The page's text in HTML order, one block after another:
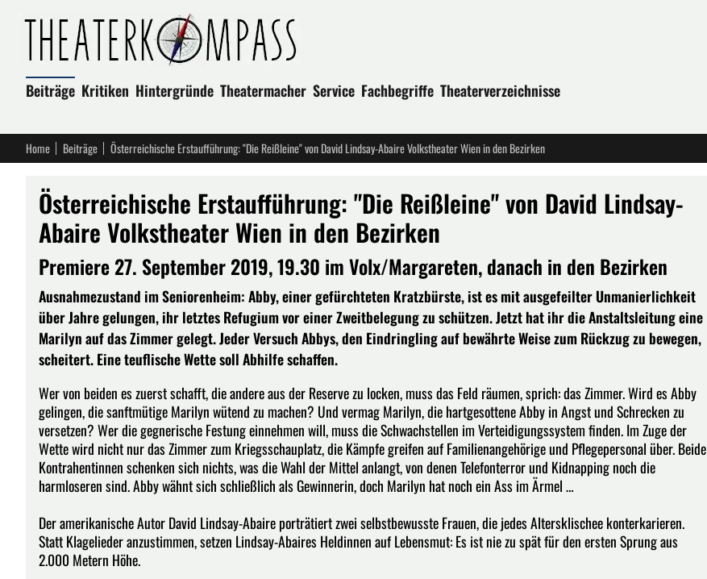
Beiträge Kritiken Hintergründe Theatermacher Service Fachbegriffe Theaterverzeichnisse
Home Beiträge Österreichische Erstaufführung: "Die Reißleine" von David Lindsay-Abaire Volkstheater Wien in den Bezirken
Österreichische Erstaufführung: "Die Reißleine" von David Lindsay-
Abaire Volkstheater Wien in den Bezirken
Premiere 27. September 2019, 19.30 im Volx/Margareten, danach in den Bezirken
Ausnahmezustand im Seniorenheim: Abby, einer gefürchteten Kratzbürste, ist es mit ausgefeilter Unmanierlichkeit
über Jahre gelungen, ihr letztes Refugium vor einer Zweitbelegung zu schützen. Jetzt hat ihr die Anstaltsleitung eine
Marilyn auf das Zimmer gelegt. Jeder Versuch Abbys, den Eindringling auf bewährte Weise zum Rückzug zu bewegen,
scheitert. Eine teuflische Wette soll Abhilfe schaffen.
Wer von beiden es zuerst schafft, die andere aus der Reserve zu locken, muss das Feld räumen, sprich: das Zimmer. Wird es Abby
gelingen, die sanftmütige Marilyn wütend zu machen? Und vermag Marilyn, die hartgesottene Abby in Angst und Schrecken zu
versetzen? Wer die gegnerische Festung einnehmen will, muss die Schwachstellen im Verteidigungssystem finden. Im Zuge der
Wette wird nicht nur das Zimmer zum Kriegsschauplatz, die Kämpfe greifen auf Familienangehörige und Pflegepersonal über. Beide
Kontrahentinnen schenken sich nichts, was die Wahl der Mittel anlangt, von denen Telefonterror und Kidnapping noch die
harmloseren sind. Abby wähnt sich schließlich als Gewinnerin, doch Marilyn hat noch ein Ass im Ärmel …
Der amerikanische Autor David Lindsay-Abaire porträtiert zwei selbstbewusste Frauen, die jedes Altersklischee konterkarieren.
Statt Klagelieder anzustimmen, setzen Lindsay-Abaires Heldinnen auf Lebensmut: Es ist nie zu spät für den ersten Sprung aus
2.000 Metern Höhe.